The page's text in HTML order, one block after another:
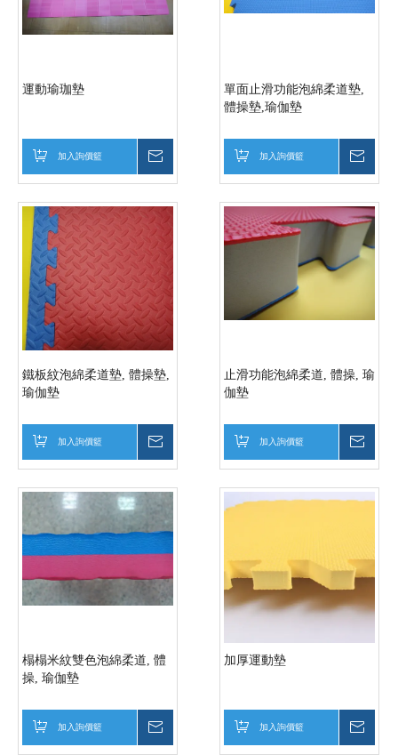
運動瑜珈墊
加入詢價籃
單面止滑功能泡綿柔道墊,
體操墊,瑜伽墊
加入詢價籃
鐵板紋泡綿柔道墊, 體操墊,
瑜伽墊
加入詢價籃
止滑功能泡綿柔道, 體操, 瑜
伽墊
加入詢價籃
榻榻米紋雙色泡綿柔道, 體
操, 瑜伽墊
加入詢價籃
加厚運動墊
加入詢價籃